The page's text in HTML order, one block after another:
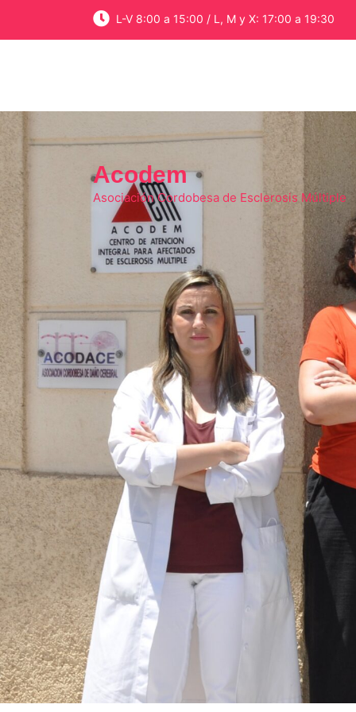
content
L-V 8:00 a 15:00 / L, M y X: 17:00 a 19:30
Acodem
Asociación Cordobesa de Esclerosis Múltiple